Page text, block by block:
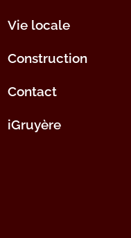
Vie locale
Construction
Contact
iGruyère